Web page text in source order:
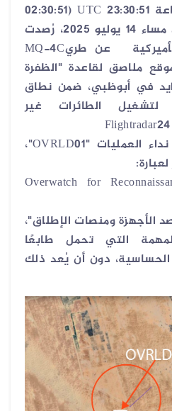
UTC
(02:30:51
فجراً بتوقيت اليمن) من مساء 14 يوليو 2025، رُصدت
عن طريMQ-4C
ملاصق لقاعدة "الظفرة
في أبوظبي، ضمن نطاق
الطائرات غير
Flightradar24
العمليات "OVRLD01"
،
:
Overwatch for
الأجهزة ومنصات الإطلاق"،
التي تحمل طابعًا
الحساسية، دون أن يُعد ذلك